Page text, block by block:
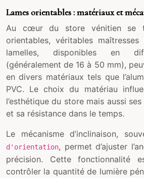
Lames orientables : matériaux et
Au cœur du store vénitien se
orientables, véritables
lamelles, disponibles en
(généralement de 16 à 50 mm),
en divers matériaux tels que
PVC. Le choix du matériau
l’esthétique du store mais aussi
et sa résistance dans le temps.
Le mécanisme d’inclinaison,
d'orientation, permet d’ajuster
précision. Cette fonctionnalité
contrôler la quantité de lumière